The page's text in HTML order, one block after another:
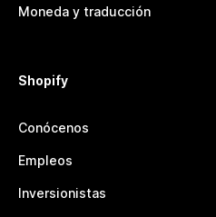
Moneda y traducción
Shopify
Conócenos
Empleos
Inversionistas